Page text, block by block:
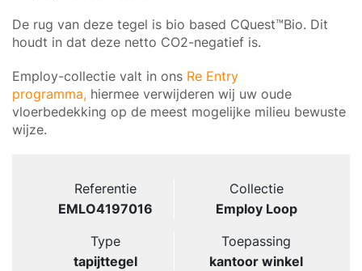
De rug van deze tegel is bio based CQuest™Bio. Dit
houdt in dat deze netto CO2-negatief is.
Employ-collectie valt in ons Re Entry
programma, hiermee verwijderen wij uw oude
vloerbedekking op de meest mogelijke milieu bewuste
wijze.
Referentie
EMLO4197016
Collectie
Employ Loop
Type
tapijttegel
Toepassing
kantoor winkel